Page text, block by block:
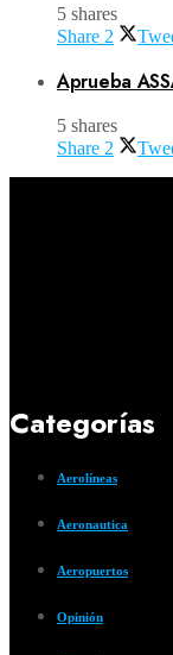
5 shares
Share 2
Aprueba
5 shares
Share 2
Categorías
Aerolíneas
Aeronautica
Aeropuertos
Opinión